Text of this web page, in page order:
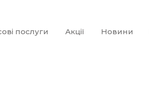
послуги Акції Новини